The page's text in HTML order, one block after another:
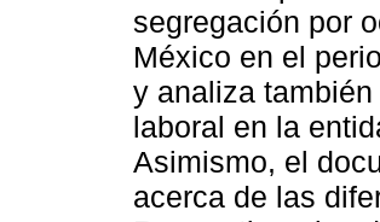
segregación por
México en el
y analiza
laboral en la
Asimismo, el
acerca de las